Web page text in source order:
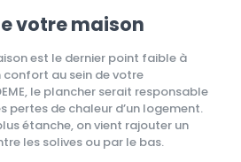
votre maison
est le dernier point faible à
confort au sein de votre
le plancher serait responsable
pertes de chaleur d’un logement.
étanche, on vient rajouter un
les solives ou par le bas.